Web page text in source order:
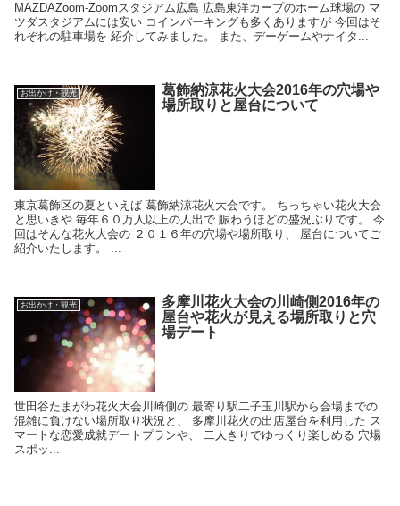
MAZDAZoom-Zoomスタジアム広島 広島東洋カープのホーム球場の マ
ツダスタジアムには安い コインパーキングも多くありますが 今回はそ
れぞれの駐車場を 紹介してみました。 また、デーゲームやナイタ...
お出かけ・観光
葛飾納涼花火大会2016年の穴場や
場所取りと屋台について
東京葛飾区の夏といえば 葛飾納涼花火大会です。 ちっちゃい花火大会
と思いきや 毎年６０万人以上の人出で 賑わうほどの盛況ぶりです。 今
回はそんな花火大会の ２０１６年の穴場や場所取り、 屋台についてご
紹介いたします。 ...
お出かけ・観光
多摩川花火大会の川崎側2016年の
屋台や花火が見える場所取りと穴
場デート
世田谷たまがわ花火大会川崎側の 最寄り駅二子玉川駅から会場までの
混雑に負けない場所取り状況と、 多摩川花火の出店屋台を利用した ス
マートな恋愛成就デートプランや、 二人きりでゆっくり楽しめる 穴場
スポッ...